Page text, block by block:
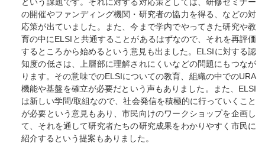
の開催やファンディング機関・研究者の協力を得る、などの対
応策が出ていました。また、今まで学内でやってきた研究や教
育の中にELSIと共通することがあるはずなので、それを再評価
するところから始めるという意見も出ました。ELSIに対する認
知度の低さは、上層部に理解されにくいなどの問題にもつなが
ります。その意味でのELSIについての教育、組織の中でのURA
機能や基盤を確立が必要だという声もありました。また、ELSI
は新しい学問/取組なので、社会発信を積極的に行っていくこと
が必要という意見もあり、市民向けのワークショップを企画し
て、それを通して研究者たちの研究成果をわかりやすく市民に
紹介するという提案もありました。